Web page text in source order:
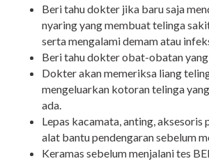
Beri tahu dokter jika baru saja
nyaring yang membuat telinga
serta mengalami demam atau
Beri tahu dokter obat-obatan
Dokter akan memeriksa liang
mengeluarkan kotoran telinga
ada.
Lepas kacamata, anting, aksesoris
alat bantu pendengaran sebelum
Keramas sebelum menjalani tes